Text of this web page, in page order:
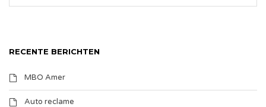
RECENTE BERICHTEN
MBO Amer
Auto reclame